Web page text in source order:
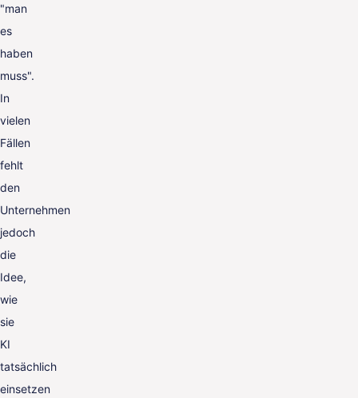
"man
es
haben
muss".
In
vielen
Fällen
fehlt
den
Unternehmen
jedoch
die
Idee,
wie
sie
KI
tatsächlich
einsetzen